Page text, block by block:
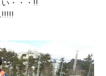
・・・!!
!!!!!